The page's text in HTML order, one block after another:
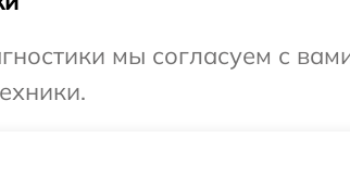
мы согласуем с